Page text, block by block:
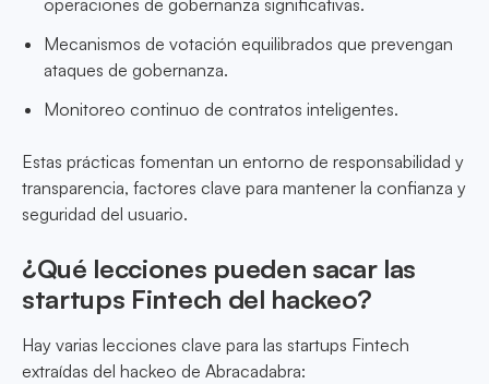
operaciones de gobernanza significativas.
Mecanismos de votación equilibrados que prevengan
ataques de gobernanza.
Monitoreo continuo de contratos inteligentes.
Estas prácticas fomentan un entorno de responsabilidad y
transparencia, factores clave para mantener la confianza y
seguridad del usuario.
¿Qué lecciones pueden sacar las
startups Fintech del hackeo?
Hay varias lecciones clave para las startups Fintech
extraídas del hackeo de Abracadabra: